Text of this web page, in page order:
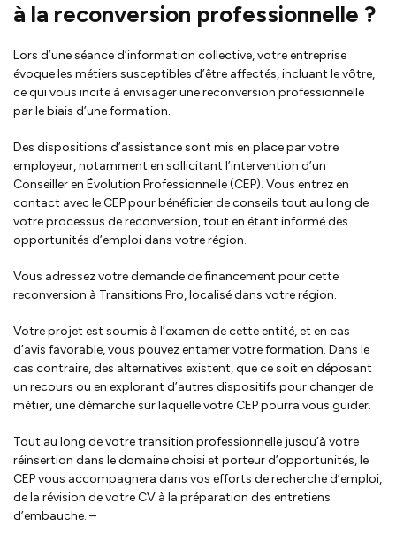
à la reconversion professionnelle ?
Lors d’une séance d’information collective, votre entreprise
évoque les métiers susceptibles d’être affectés, incluant le vôtre,
ce qui vous incite à envisager une reconversion professionnelle
par le biais d’une formation.
Des dispositions d’assistance sont mis en place par votre
employeur, notamment en sollicitant l’intervention d’un
Conseiller en Évolution Professionnelle (CEP). Vous entrez en
contact avec le CEP pour bénéficier de conseils tout au long de
votre processus de reconversion, tout en étant informé des
opportunités d’emploi dans votre région.
Vous adressez votre demande de financement pour cette
reconversion à Transitions Pro, localisé dans votre région.
Votre projet est soumis à l’examen de cette entité, et en cas
d’avis favorable, vous pouvez entamer votre formation. Dans le
cas contraire, des alternatives existent, que ce soit en déposant
un recours ou en explorant d’autres dispositifs pour changer de
métier, une démarche sur laquelle votre CEP pourra vous guider.
Tout au long de votre transition professionnelle jusqu’à votre
réinsertion dans le domaine choisi et porteur d’opportunités, le
CEP vous accompagnera dans vos efforts de recherche d’emploi,
de la révision de votre CV à la préparation des entretiens
d’embauche. –